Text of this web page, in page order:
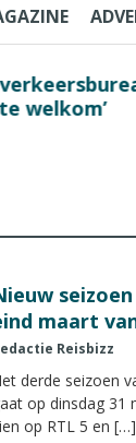
na
maart
Reisbizz
derde seizoen
op dinsdag 31
op RTL 5 en […]